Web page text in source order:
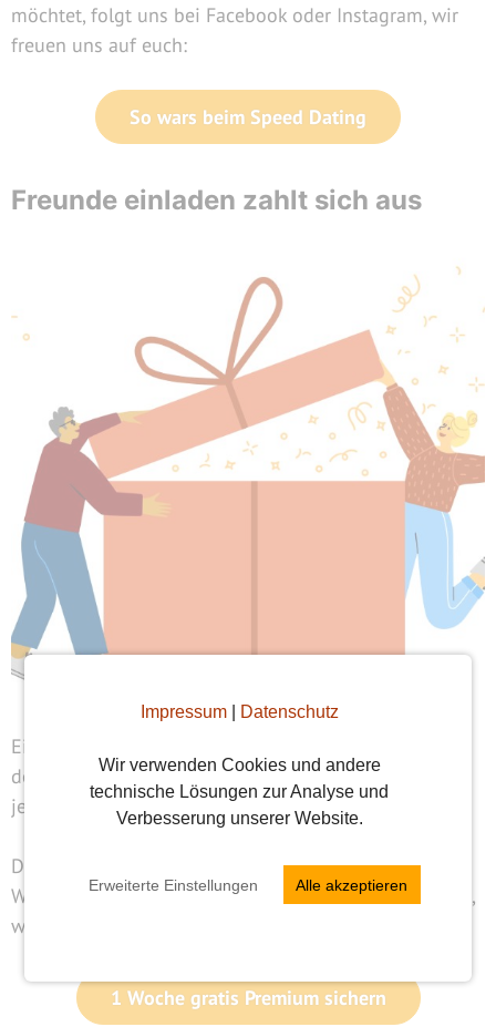
Impressum| Datenschutz
Wir verwenden Cookies und andere
technische Lösungen zur Analyse und
Verbesserung unserer Website.
Erweiterte Einstellungen Alle akzeptieren
möchtet, folgt uns bei Facebook oder Instagram, wir
freuen uns auf euch:
So wars beim Speed Dating
Freunde einladen zahlt sich aus
Eine persönliche Weiterempfehlung von jemandem,
den man mag und vertraut ist so viel mehr Wert als
jede Werbung.
Deshalb belohnen wir ab sofort eure
Weiterempfehlungen mit einer Woche Premium gratis,
wenn sich eure Freunde bei uns registrieren.
1 Woche gratis Premium sichern